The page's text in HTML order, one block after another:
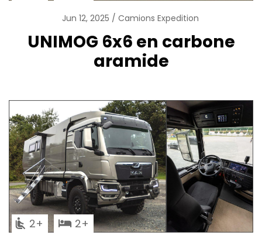
Jun 12, 2025 Camions Expedition
UNIMOG 6x6 en carbone
aramide
2 2